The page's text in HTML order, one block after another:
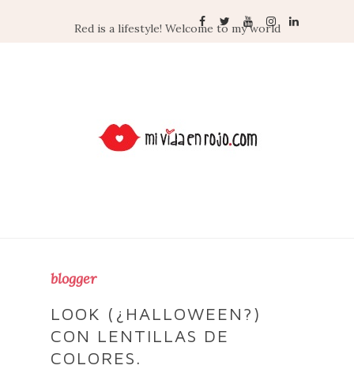
Red is a lifestyle! Welcome to my world
blogger
LOOK (¿HALLOWEEN?)
CON LENTILLAS DE
COLORES.